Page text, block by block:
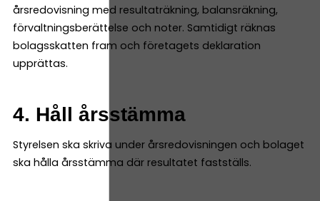
årsredovisning med resultaträkning, balansräkning,
förvaltningsberättelse och noter. Samtidigt räknas
bolagsskatten fram och företagets deklaration
upprättas.
4. Håll årsstämma
Styrelsen ska skriva under årsredovisningen och bolaget
ska hålla årsstämma där resultatet fastställs.